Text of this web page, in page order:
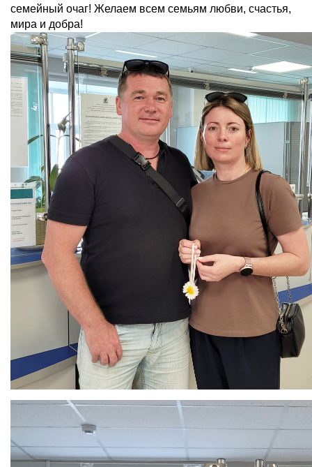
семейный очаг! Желаем всем семьям любви, счастья,
мира и добра!